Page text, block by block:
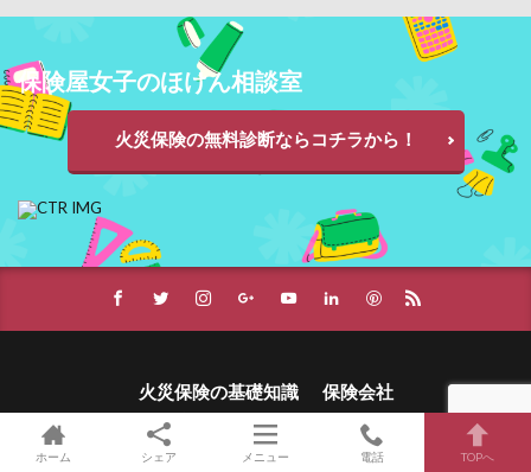
保険屋女子のほけん相談室
火災保険の無料診断ならコチラから！
火災保険の基礎知識
保険会社
運営者情報・お問い合わせ
ホーム シェア メニュー 電話 TOPへ